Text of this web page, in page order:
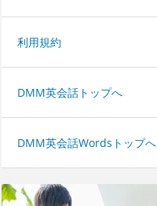
利用規約
DMM英会話トップへ
DMM英会話Wordsトップへ